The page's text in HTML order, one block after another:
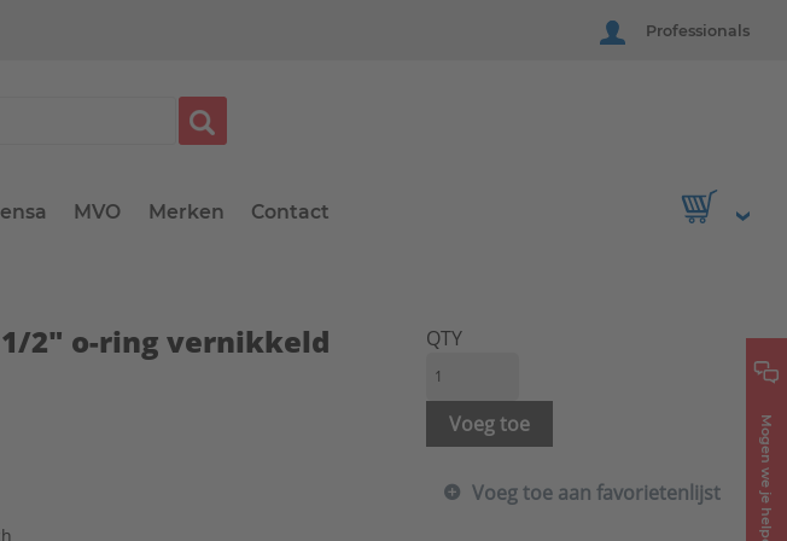
Professionals
MVO Merken Contact
Mogen we je helpen?
2" o-ring vernikkeld
QTY
Voeg toe
Voeg toe aan favorietenlijst